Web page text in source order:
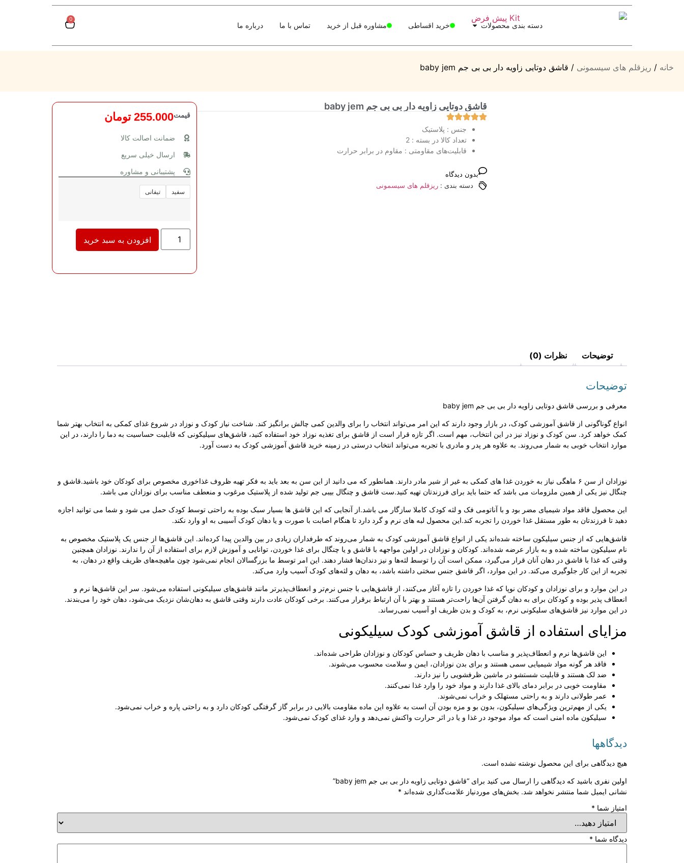
دسته بندی محصولات خرید اقساطی مشاوره قبل از خرید تماس با ما درباره ما
0
خانه / ریزقلم های سیسمونی / قاشق دوتایی زاویه دار بی بی جم baby jem
قاشق دوتایی زاویه دار بی بی جم baby jem
جنس : پلاستیک
تعداد کالا در بسته : 2
قابلیت‌های مقاومتی : مقاوم در برابر حرارت
بدون دیدگاه
دسته بندی : ریزقلم های سیسمونی
قیمت255.000 تومان
ضمانت اصالت کالا
ارسال خیلی سریع
پشتیبانی و مشاوره
سفید تیفانی
افزودن به سبد خرید
توضیحات نظرات (0)
توضیحات
معرفی و بررسی قاشق دوتایی زاویه دار بی بی جم baby jem
انواع گوناگونی از قاشق آموزشی کودک، در بازار وجود دارند که این امر می‌تواند انتخاب را برای والدین کمی چالش برانگیز کند. شناخت نیاز کودک و نوزاد در شروع غذای کمکی به انتخاب بهتر شما
کمک خواهد کرد. سن کودک و نوزاد نیز در این انتخاب، مهم است. اگر تازه قرار است از قاشق برای تغذیه نوزاد خود استفاده کنید، قاشق‌های سیلیکونی که قابلیت حساسیت به دما را دارند، در این
موارد انتخاب خوبی به شمار می‌روند. به علاوه هر پدر و مادری با تجربه می‌تواند انتخاب درستی در زمینه خرید قاشق آموزشی کودک به دست آورد.
نوزادان از سن ۶ ماهگی نیاز به خوردن غذا های کمکی به غیر از شیر مادر دارند. همانطور که می دانید از این سن به بعد باید به فکر تهیه ظروف غذاخوری مخصوص برای کودکان خود باشید.قاشق و
چنگال نیز یکی از همین ملزومات می باشد که حتما باید برای فرزندتان تهیه کنید.ست قاشق و چنگال بیبی جم تولید شده از پلاستیک مرغوب و منعطف مناسب برای نوزادان می باشد.
این محصول فاقد مواد شیمیای مضر بود و با آناتومی فک و لثه کودک کاملا سازگار می باشد.از آنجایی که این قاشق ها بسیار سبک بوده به راحتی توسط کودک حمل می شود و شما می توانید اجازه
دهید تا فرزندتان به طور مستقل غذا خوردن را تجربه کند.این محصول لبه های نرم و گرد دارد تا هنگام اصابت با صورت و یا دهان کودک آسیبی به او وارد نکند.
قاشق‌هایی که از جنس سیلیکون ساخته شده‌اند یکی از انواع قاشق آموزشی کودک به شمار می‌روند که طرفداران زیادی در بین والدین پیدا کرده‌اند. این قاشق‌ها از جنس یک پلاستیک مخصوص به
نام سیلیکون ساخته شده و به بازار عرضه شده‌اند. کودکان و نوزادان در اولین مواجهه با قاشق و یا چنگال برای غذا خوردن، توانایی و آموزش لازم برای استفاده از آن را ندارند. نوزادان همچنین
وقتی که غذا با قاشق در دهان آنان قرار می‌گیرد، ممکن است آن را توسط لثه‌ها و نیز دندان‌ها فشار دهند. این امر توسط ما بزرگسالان انجام نمی‌شود چون ماهیچه‌های ظریف واقع در دهان، به
تجربه از این کار جلوگیری می‌کند. در این موارد، اگر قاشق جنس سختی داشته باشد، به دهان و لثه‌های کودک آسیب وارد می‌کند.
در این موارد و برای نوزادان و کودکان نوپا که غذا خوردن را تازه آغاز می‌کنند، از قاشق‌هایی با جنس نرم‌تر و انعطاف‌پذیرتر مانند قاشق‌های سیلیکونی استفاده می‌شود. سر این قاشق‌ها نرم و
انعطاف پذیر بوده و کودکان برای به دهان گرفتن آن‌ها راحت‌تر هستند و بهتر با آن ارتباط برقرار می‌کنند. برخی کودکان عادت دارند وقتی قاشق به دهان‌شان نزدیک می‌شود، دهان خود را می‌بندند.
در این موارد نیز قاشق‌های سلیکونی نرم، به کودک و بدن ظریف او آسیب نمی‌رساند.
مزایای استفاده از قاشق آموزشی کودک سیلیکونی
این قاشق‌ها نرم و انعطاف‌پذیر و مناسب با دهان ظریف و حساس کودکان و نوزادان طراحی شده‌اند.
فاقد هر گونه مواد شیمیایی سمی هستند و برای بدن نوزادان، ایمن و سلامت محسوب می‌شوند.
ضد لک هستند و قابلیت شستشو در ماشین ظرفشویی را نیز دارند.
مقاومت خوبی در برابر دمای بالای غذا دارند و مواد خود را وارد غذا نمی‌کنند.
عمر طولانی دارند و به راحتی مستهلک و خراب نمی‌شوند.
یکی از مهم‌ترین ویژگی‌های سیلیکون، بدون بو و مزه بودن آن است به علاوه این ماده مقاومت بالایی در برابر گاز گرفتگی کودکان دارد و به راحتی پاره و خراب نمی‌شود.
سیلیکون ماده امنی است که مواد موجود در غذا و یا در اثر حرارت واکنش نمی‌دهد و وارد غذای کودک نمی‌شود.
دیدگاهها
هیچ دیدگاهی برای این محصول نوشته نشده است.
اولین نفری باشید که دیدگاهی را ارسال می کنید برای “قاشق دوتایی زاویه دار بی بی جم baby jem”
نشانی ایمیل شما منتشر نخواهد شد. بخش‌های موردنیاز علامت‌گذاری شده‌اند *
امتیاز شما *
دیدگاه شما *